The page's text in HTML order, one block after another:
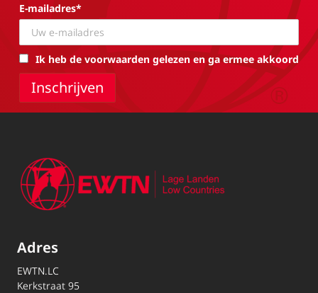
E-mailadres*
Ik heb de voorwaarden gelezen en ga ermee akkoord
Adres
EWTN.LC
Kerkstraat 95